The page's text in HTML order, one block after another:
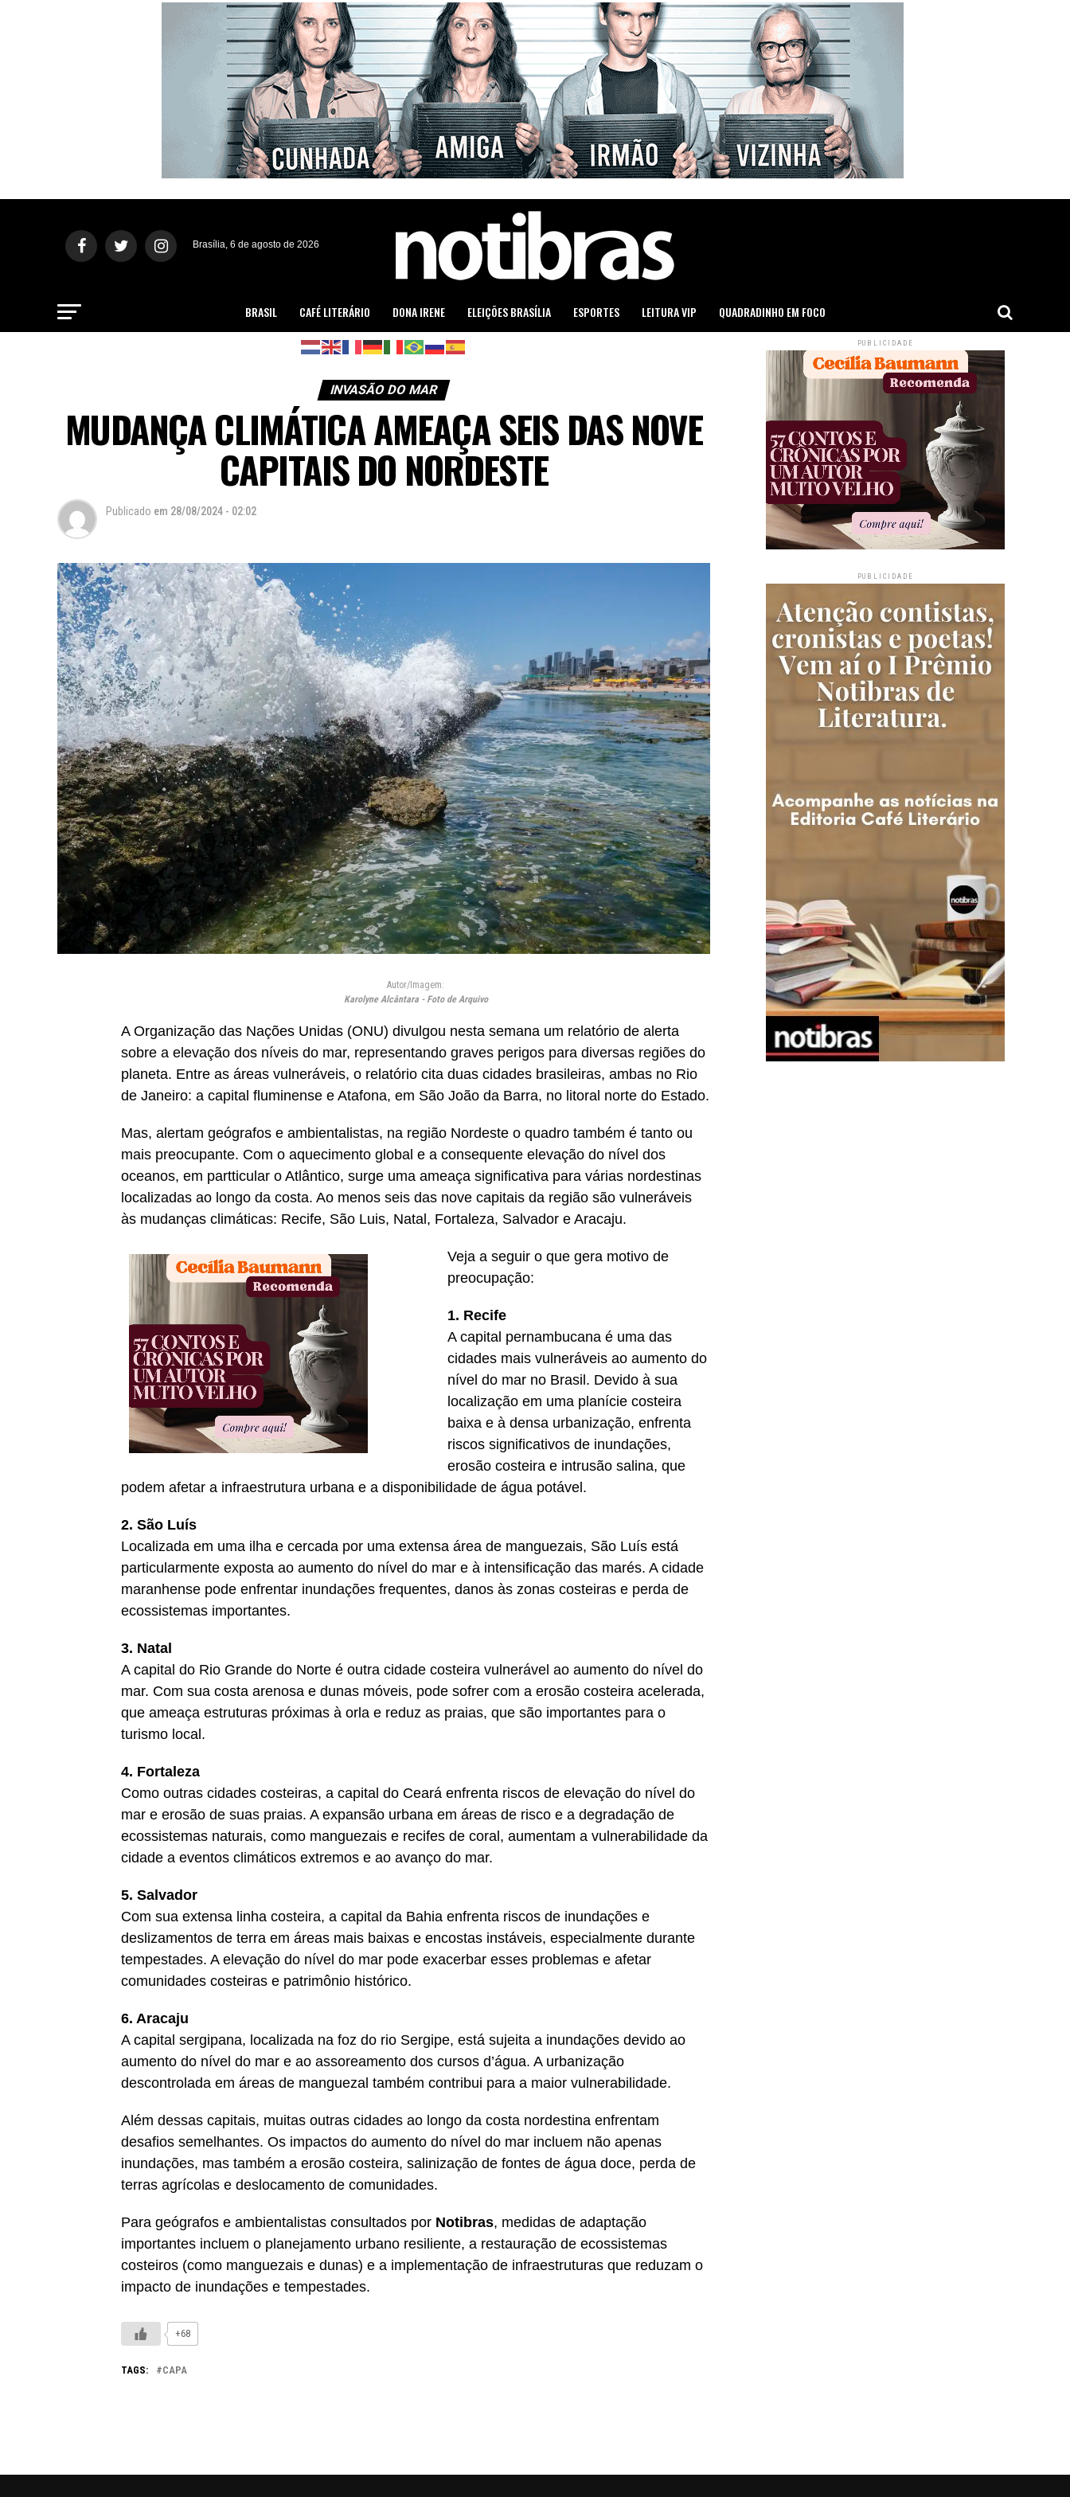
Brasília, 6 de agosto de 2026
BRASIL CAFÉ LITERÁRIO DONA IRENE ELEIÇÕES BRASÍLIA ESPORTES LEITURA VIP QUADRADINHO EM FOCO
INVASÃO DO MAR
MUDANÇA CLIMÁTICA AMEAÇA SEIS DAS NOVE
CAPITAIS DO NORDESTE
Publicado em 28/08/2024 - 02:02
Autor/Imagem:
Karolyne Alcântara - Foto de Arquivo
A Organização das Nações Unidas (ONU) divulgou nesta semana um relatório de alerta
sobre a elevação dos níveis do mar, representando graves perigos para diversas regiões do
planeta. Entre as áreas vulneráveis, o relatório cita duas cidades brasileiras, ambas no Rio
de Janeiro: a capital fluminense e Atafona, em São João da Barra, no litoral norte do Estado.
Mas, alertam geógrafos e ambientalistas, na região Nordeste o quadro também é tanto ou
mais preocupante. Com o aquecimento global e a consequente elevação do nível dos
oceanos, em partticular o Atlântico, surge uma ameaça significativa para várias nordestinas
localizadas ao longo da costa. Ao menos seis das nove capitais da região são vulneráveis
às mudanças climáticas: Recife, São Luis, Natal, Fortaleza, Salvador e Aracaju.
Veja a seguir o que gera motivo de
preocupação:
1. Recife
A capital pernambucana é uma das
cidades mais vulneráveis ao aumento do
nível do mar no Brasil. Devido à sua
localização em uma planície costeira
baixa e à densa urbanização, enfrenta
riscos significativos de inundações,
erosão costeira e intrusão salina, que
podem afetar a infraestrutura urbana e a disponibilidade de água potável.
2. São Luís
Localizada em uma ilha e cercada por uma extensa área de manguezais, São Luís está
particularmente exposta ao aumento do nível do mar e à intensificação das marés. A cidade
maranhense pode enfrentar inundações frequentes, danos às zonas costeiras e perda de
ecossistemas importantes.
3. Natal
A capital do Rio Grande do Norte é outra cidade costeira vulnerável ao aumento do nível do
mar. Com sua costa arenosa e dunas móveis, pode sofrer com a erosão costeira acelerada,
que ameaça estruturas próximas à orla e reduz as praias, que são importantes para o
turismo local.
4. Fortaleza
Como outras cidades costeiras, a capital do Ceará enfrenta riscos de elevação do nível do
mar e erosão de suas praias. A expansão urbana em áreas de risco e a degradação de
ecossistemas naturais, como manguezais e recifes de coral, aumentam a vulnerabilidade da
cidade a eventos climáticos extremos e ao avanço do mar.
5. Salvador
Com sua extensa linha costeira, a capital da Bahia enfrenta riscos de inundações e
deslizamentos de terra em áreas mais baixas e encostas instáveis, especialmente durante
tempestades. A elevação do nível do mar pode exacerbar esses problemas e afetar
comunidades costeiras e patrimônio histórico.
6. Aracaju
A capital sergipana, localizada na foz do rio Sergipe, está sujeita a inundações devido ao
aumento do nível do mar e ao assoreamento dos cursos d’água. A urbanização
descontrolada em áreas de manguezal também contribui para a maior vulnerabilidade.
Além dessas capitais, muitas outras cidades ao longo da costa nordestina enfrentam
desafios semelhantes. Os impactos do aumento do nível do mar incluem não apenas
inundações, mas também a erosão costeira, salinização de fontes de água doce, perda de
terras agrícolas e deslocamento de comunidades.
Para geógrafos e ambientalistas consultados por Notibras, medidas de adaptação
importantes incluem o planejamento urbano resiliente, a restauração de ecossistemas
costeiros (como manguezais e dunas) e a implementação de infraestruturas que reduzam o
impacto de inundações e tempestades.
+68
TAGS: CAPA
PUBLICIDADE
PUBLICIDADE